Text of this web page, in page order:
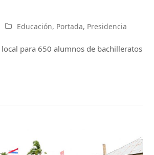
Educación, Portada, Presidencia
para 650 alumnos de bachilleratos